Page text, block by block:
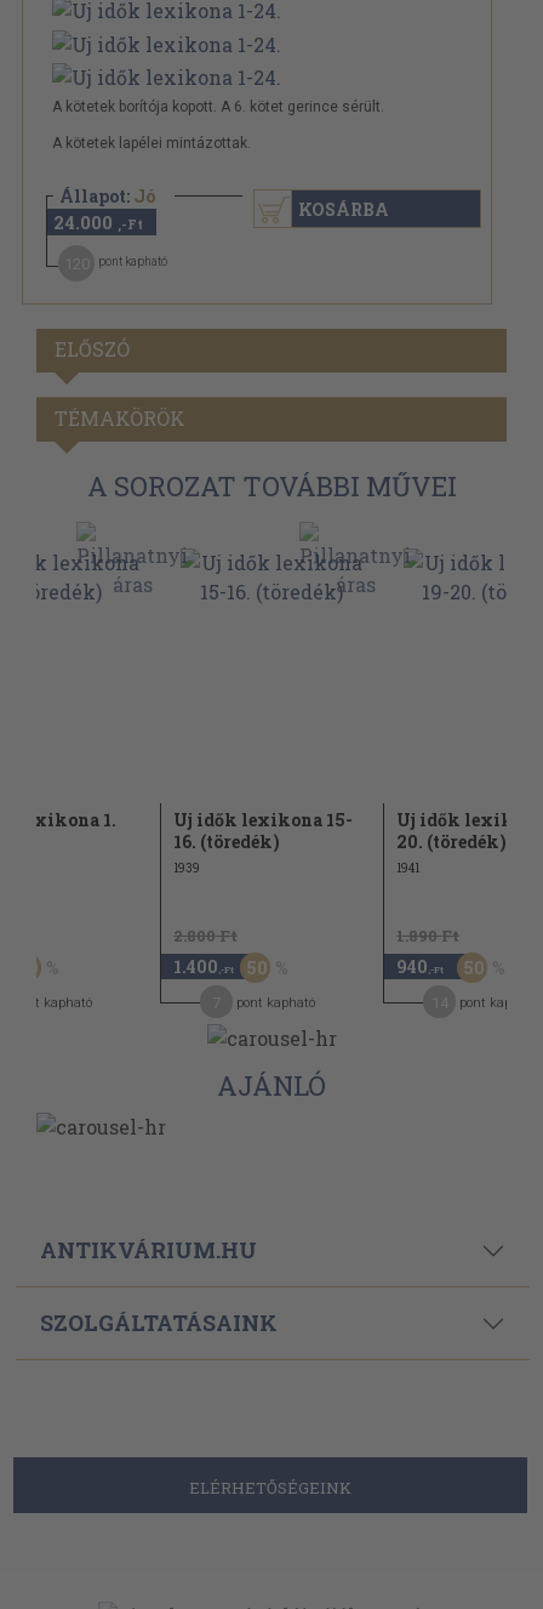
A kötetek borítója kopott. A 6. kötet gerince sérült.
A kötetek lapélei mintázottak.
Állapot: Jó
24.000 ,-Ft
pont kapható
KOSÁRBA
ELŐSZÓ
TÉMAKÖRÖK
A SOROZAT TOVÁBBI MŰVEI
lexikona 1.
50
pont kapható
Uj idők lexikona 15-
16. (töredék)
1939
2.800 Ft
1.400 ,-Ft 50
pont kapható
Uj idők
20. (töredék)
1941
1.890 Ft
940 ,-Ft 50
pont kapható
AJÁNLÓ
ANTIKVÁRIUM.HU
SZOLGÁLTATÁSAINK
ELÉRHETŐSÉGEINK